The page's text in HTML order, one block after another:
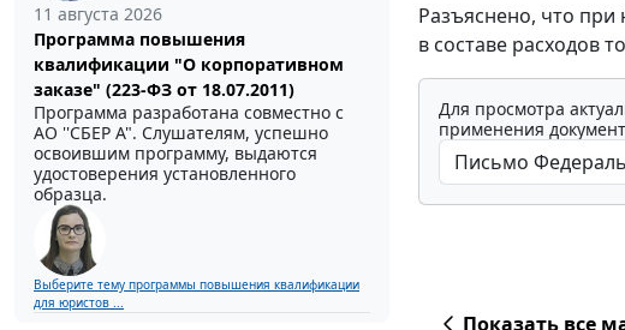
11 августа 2026
Программа повышения
квалификации "О корпоративном
заказе" (223-ФЗ от 18.07.2011)
Программа разработана совместно с
АО ''СБЕР А". Слушателям, успешно
освоившим программу, выдаются
удостоверения установленного
образца.
Выберите тему программы повышения квалификации
для юристов ...
Разъяснено, что
в составе расходов
Для просмотра
применения
Показать все